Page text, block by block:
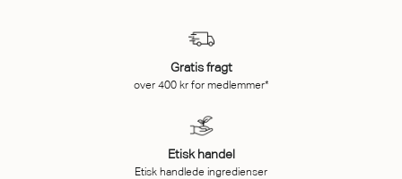
Gratis fragt
over 400 kr for medlemmer*
Etisk handel
Etisk handlede ingredienser